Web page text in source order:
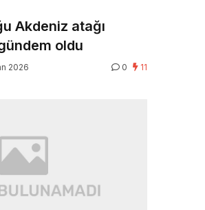
Akdeniz atağı
oldu
2026 0 11